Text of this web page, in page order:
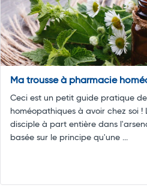
Ma trousse à pharmacie
Ceci est un petit guide pratique
homéopathiques à avoir chez soi !
disciple à part entière dans
basée sur le principe qu'une ...